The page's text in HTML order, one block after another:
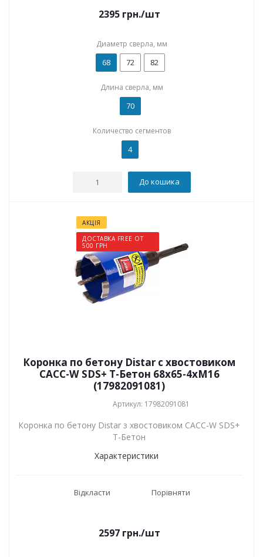
2395 грн./шт
Диаметр сверла, мм
68 72 82
Длина сверла, мм
70
Количество сегментов
4
До кошика
АКЦІЯ
ДОСТАВКА FREE ОТ
500 ГРН
Коронка по бетону Distar с хвостовиком
САСС-W SDS+ T-Бетон 68x65-4xМ16
(17982091081)
Артикул: 17982091081
Коронка по бетону Distar з хвостовиком САСС-W SDS+
T-Бетон
Характеристики
Відкласти Порівняти
2597 грн./шт